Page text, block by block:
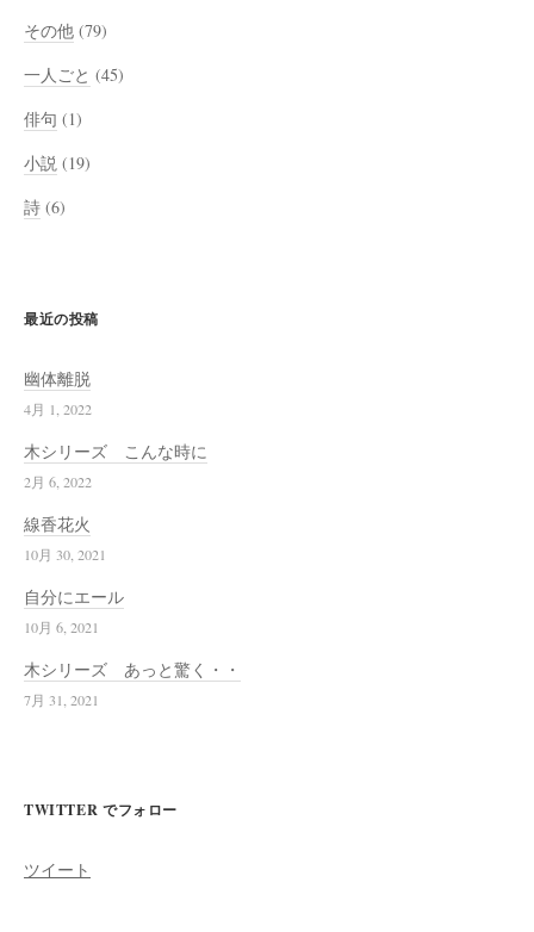
その他 (79)
一人ごと (45)
俳句 (1)
小説 (19)
詩 (6)
最近の投稿
幽体離脱
4月 1, 2022
木シリーズ こんな時に
2月 6, 2022
線香花火
10月 30, 2021
自分にエール
10月 6, 2021
木シリーズ あっと驚く・・
7月 31, 2021
TWITTER でフォロー
ツイート